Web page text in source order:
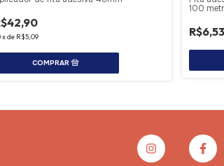
xde R$5,09
100
R$6,53